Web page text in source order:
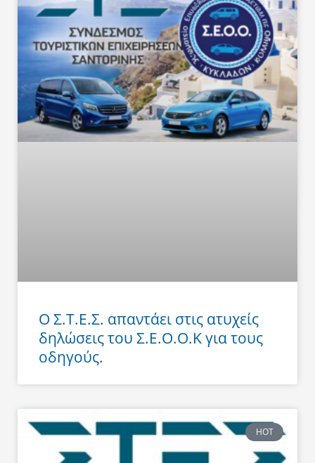
Ο Σ.Τ.Ε.Σ. απαντάει στις ατυχείς
δηλώσεις του Σ.Ε.Ο.Ο.Κ για τους
οδηγούς.
HOT